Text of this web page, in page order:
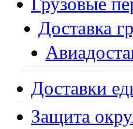
Доставка
Доставки
Защита